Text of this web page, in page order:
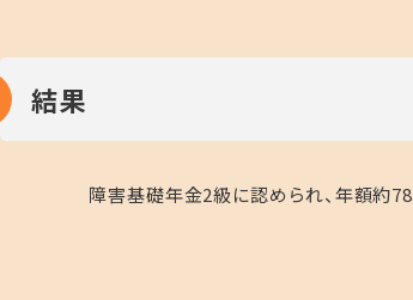
結果
障害基礎年金2級に認められ、年額約78